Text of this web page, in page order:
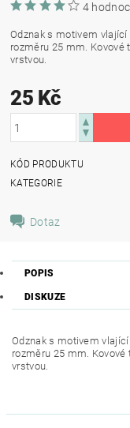
4
Odznak s motivem
rozměru 25 mm. Kovové
vrstvou.
25 Kč
KÓD PRODUKTU
KATEGORIE
Dotaz
POPIS
DISKUZE
Odznak s motivem
rozměru 25 mm.
vrstvou.